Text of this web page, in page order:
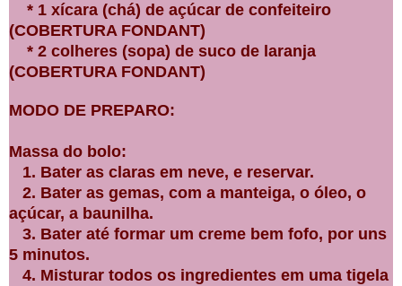
* 1 xícara (chá) de açúcar de confeiteiro
(COBERTURA FONDANT)
* 2 colheres (sopa) de suco de laranja
(COBERTURA FONDANT)
MODO DE PREPARO:
Massa do bolo:
1. Bater as claras em neve, e reservar.
2. Bater as gemas, com a manteiga, o óleo, o
açúcar, a baunilha.
3. Bater até formar um creme bem fofo, por uns
5 minutos.
4. Misturar todos os ingredientes em uma tigela